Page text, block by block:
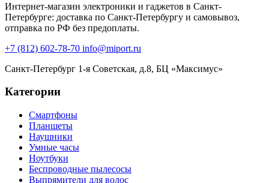
Интернет-магазин электроники и гаджетов в Санкт-
Петербурге: доставка по Санкт-Петербургу и самовывоз,
отправка по РФ без предоплаты.
+7 (812) 602-78-70 info@miport.ru
Санкт-Петербург 1-я Советская, д.8, БЦ «Максимус»
Категории
Смартфоны
Планшеты
Наушники
Умные часы
Ноутбуки
Беспроводные пылесосы
Выпрямители для волос